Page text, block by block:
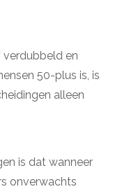
verdubbeld en
50-plus is, is
alleen
is dat wanneer
onverwachts